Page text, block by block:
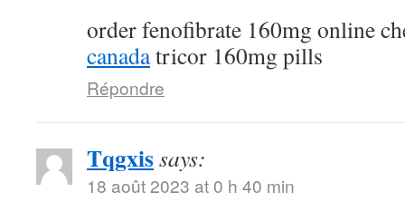
order fenofibrate 160mg online
canadatricor 160mg pills
Répondre
Tqgxissays:
18 août 2023 at 0 h 40 min